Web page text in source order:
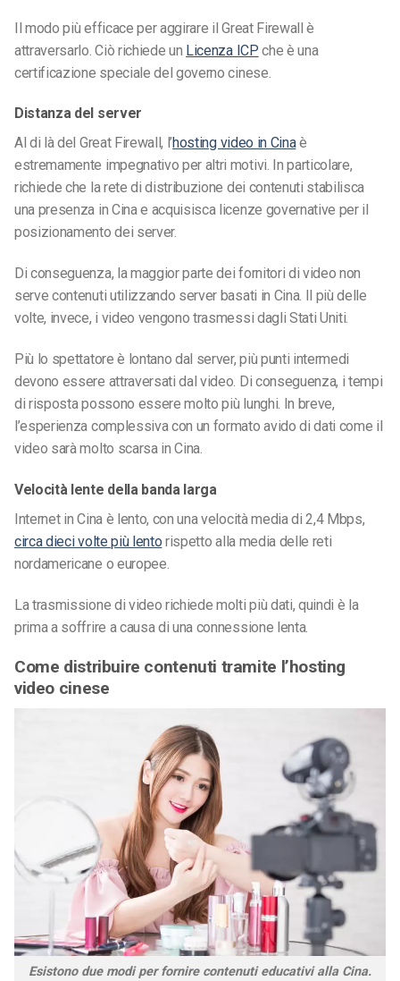
Il modo più efficace per aggirare il Great Firewall è
attraversarlo. Ciò richiede un Licenza ICP che è una
certificazione speciale del governo cinese.
Distanza del server
Al di là del Great Firewall, l’hosting video in Cinaè
estremamente impegnativo per altri motivi. In particolare,
richiede che la rete di distribuzione dei contenuti stabilisca
una presenza in Cina e acquisisca licenze governative per il
posizionamento dei server.
Di conseguenza, la maggior parte dei fornitori di video non
serve contenuti utilizzando server basati in Cina. Il più delle
volte, invece, i video vengono trasmessi dagli Stati Uniti.
Più lo spettatore è lontano dal server, più punti intermedi
devono essere attraversati dal video. Di conseguenza, i tempi
di risposta possono essere molto più lunghi. In breve,
l’esperienza complessiva con un formato avido di dati come il
video sarà molto scarsa in Cina.
Velocità lente della banda larga
Internet in Cina è lento, con una velocità media di 2,4 Mbps,
circa dieci volte più lento rispetto alla media delle reti
nordamericane o europee.
La trasmissione di video richiede molti più dati, quindi è la
prima a soffrire a causa di una connessione lenta.
Come distribuire contenuti tramite l’hosting
video cinese
Esistono due modi per fornire contenuti educativi alla Cina.